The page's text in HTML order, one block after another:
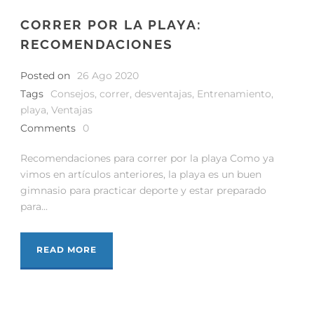
CORRER POR LA PLAYA:
RECOMENDACIONES
Posted on 26 Ago 2020
Tags
Consejos, correr, desventajas, Entrenamiento,
playa, Ventajas
Comments
0
Recomendaciones para correr por la playa Como ya
vimos en artículos anteriores, la playa es un buen
gimnasio para practicar deporte y estar preparado
para...
READ MORE